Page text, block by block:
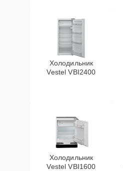
Холодильник
Vestel VBI2400
Холодильник
Vestel VBI1600